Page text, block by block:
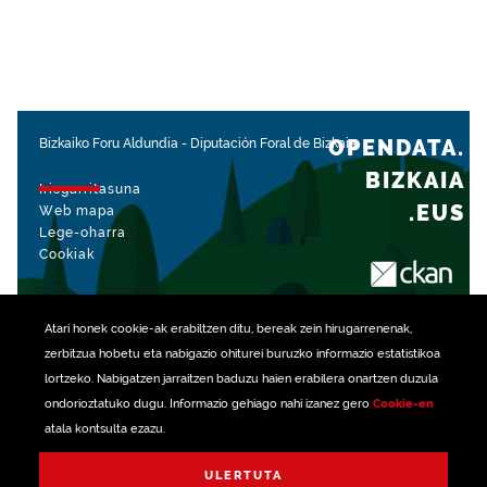
Atari honek cookie-ak erabiltzen ditu, bereak zein hirugarrenenak,
zerbitzua hobetu eta nabigazio ohiturei buruzko informazio estatistikoa
lortzeko. Nabigatzen jarraitzen baduzu haien erabilera onartzen duzula
ondorioztatuko dugu. Informazio gehiago nahi izanez gero Cookie-en
atala kontsulta ezazu.
ULERTUTA
Bizkaiko Foru Aldundia - Diputación Foral de Bizkaia
Irisgarritasuna
Web mapa
Lege-oharra
Cookiak
OPENDATA.
BIZKAIA
.EUS